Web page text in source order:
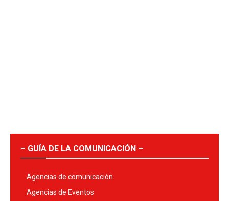
– GUÍA DE LA COMUNICACIÓN –
Agencias de comunicación
Agencias de Eventos